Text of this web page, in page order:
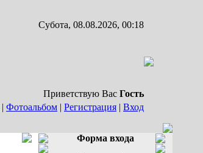
Субота, 08.08.2026, 00:18
Приветствую Вас Гость
| Фотоальбом | Регистрация | Вход
Форма входа